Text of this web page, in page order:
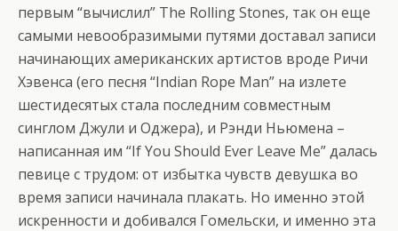
первым “вычислил” The Rolling Stones, так он еще
самыми невообразимыми путями доставал записи
начинающих американских артистов вроде Ричи
Хэвенса (его песня “Indian Rope Man” на излете
шестидесятых стала последним совместным
синглом Джули и Оджера), и Рэнди Ньюмена –
написанная им “If You Should Ever Leave Me” далась
певице с трудом: от избытка чувств девушка во
время записи начинала плакать. Но именно этой
искренности и добивался Гомельски, и именно эта